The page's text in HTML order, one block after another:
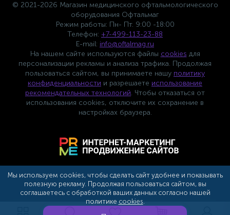
© 2021-2026 Магазин медицинского офтальмологического
оборудования Офтальмаг
Режим работы: Пн- Пт. 9:00 -18:00
Телефон: +7-499-113-23-88
E-mail: info@oftalmag.ru
На нашем сайте используются файлы cookies для
персонализации рекламы и анализа трафика. Продолжая
пользоваться сайтом, вы принимаете нашу политику
конфиденциальности и разрешаете использование
рекомендательных технологий. Чтобы отказаться от
использования cookies, отключите их сохранение в
настройках браузера.
Сотрудничество с партнерами
Мы используем cookies, чтобы сделать сайт удобнее и показывать
полезную рекламу. Продолжая пользоваться сайтом, вы
соглашаетесь с обработкой ваших данных согласно нашей
политике cookies.